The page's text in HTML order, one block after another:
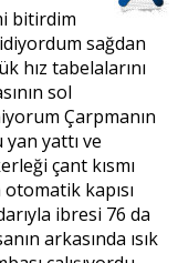
bitirdim
sağdan
hız tabelalarını
sol
Çarpmanın
yattı ve
çant kısmı
kapısı
ibresi 76 da
arkasında ısık